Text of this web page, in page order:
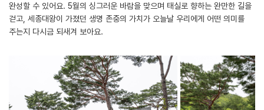
완성할 수 있어요. 5월의 싱그러운 바람을 맞으며 태실로 향하는 완만한 길을
걷고, 세종대왕이 가졌던 생명 존중의 가치가 오늘날 우리에게 어떤 의미를
주는지 다시금 되새겨 보아요.